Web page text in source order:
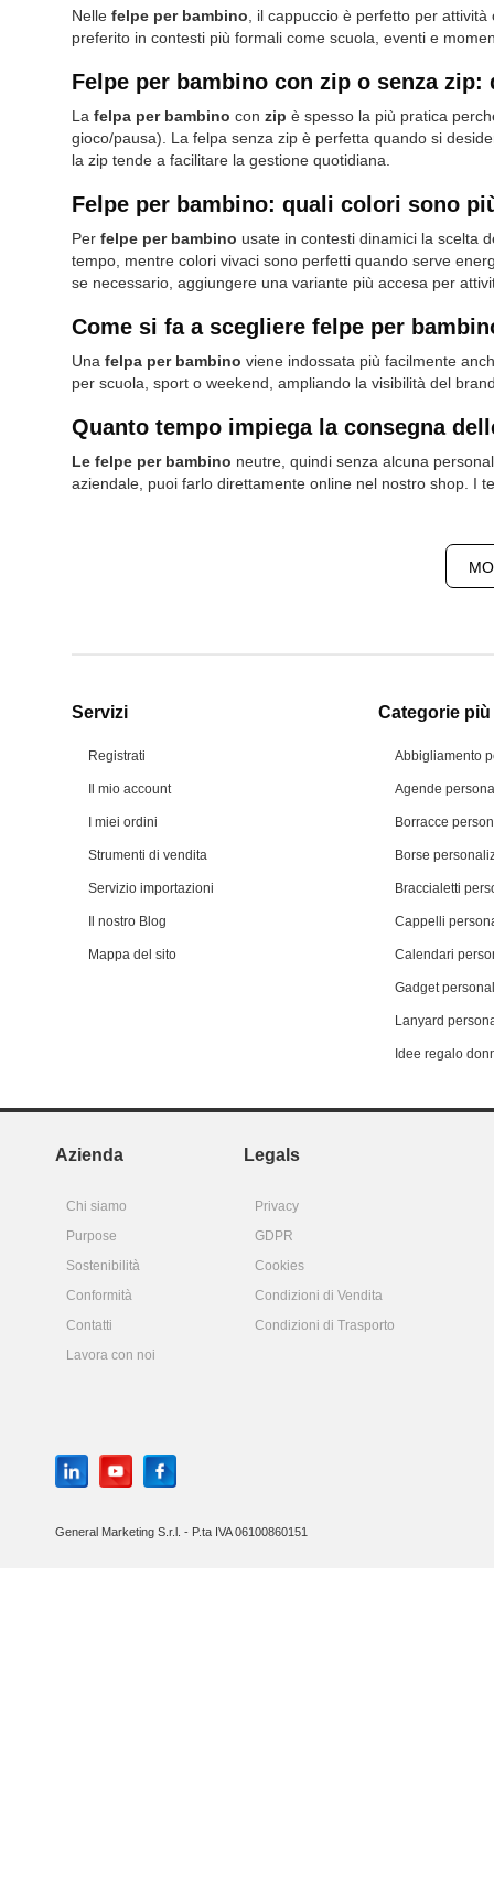
Nelle felpe per bambino , il cappuccio è perfetto per
preferito in contesti più formali come scuola, eventi e
Felpe per bambino con zip o senza
La felpa per bambino con zip è spesso la più pratica
gioco/pausa). La felpa senza zip è perfetta quando si
la zip tende a facilitare la gestione quotidiana.
Felpe per bambino: quali colori sono
Per felpe per bambino usate in contesti dinamici la scelta
tempo, mentre colori vivaci sono perfetti quando serve
se necessario, aggiungere una variante più accesa per
Come si fa a scegliere felpe per
Una felpa per bambino viene indossata più facilmente
per scuola, sport o weekend, ampliando la visibilità del
Quanto tempo impiega la consegna
Le felpe per bambino neutre, quindi senza alcuna
aziendale, puoi farlo direttamente online nel nostro shop. I
Servizi
Registrati
Il mio account
I miei ordini
Strumenti di vendita
Servizio importazioni
Il nostro Blog
Mappa del sito
Categorie
Abbigliamento
Agende
Borracce
Borse
Braccialetti
Cappelli
Calendari
Gadget
Lanyard
Idee regalo
Azienda Legals
Chi siamo
Privacy
Purpose
GDPR
Sostenibilità
Cookies
Conformità
Condizioni di Vendita
Contatti
Condizioni di Trasporto
Lavora con noi
General Marketing S.r.l. - P.ta IVA 06100860151